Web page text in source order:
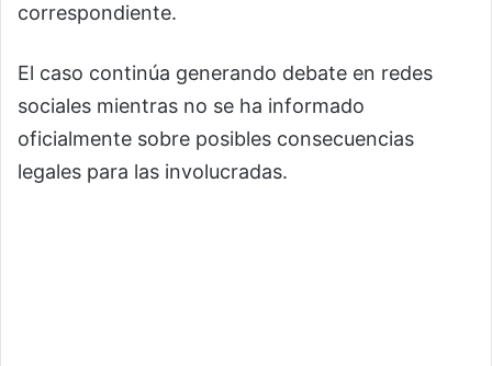
correspondiente.
El caso continúa generando debate en redes
sociales mientras no se ha informado
oficialmente sobre posibles consecuencias
legales para las involucradas.